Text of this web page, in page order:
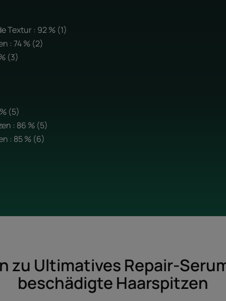
Textur : 92 % (1)
: 74 % (2)
(3)
(5)
: 86 % (5)
: 85 % (6)
zu Ultimatives Repair-
beschädigte Haarspitzen